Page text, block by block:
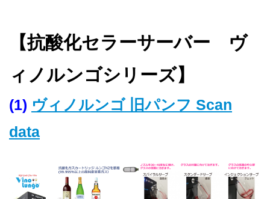
【抗酸化セラーサーバー ヴ
ィノルンゴシリーズ】
(1) ヴィノルンゴ 旧パンフ Scan
data